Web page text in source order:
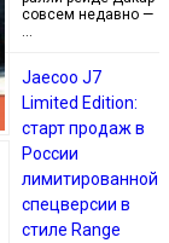
совсем недавно —
…
Jaecoo J7
Limited Edition:
старт продаж в
России
лимитированной
спецверсии в
стиле Range